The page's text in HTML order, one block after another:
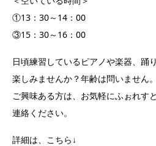
①13：30～14：00
③15：30～16：00
日頃練習しているピアノや楽器、踊
楽しみませんか？年齢は問いません
ご興味ある方は、お気軽にふぉれす
連絡ください。
詳細は、こちら↓